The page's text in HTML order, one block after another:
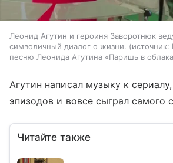
Леонид Агутин и героиня Заворотнюк
символичный диалог о жизни.
источник:
песню Леонида Агутина «Паришь в
Агутин написал музыку к
эпизодов и вовсе сыграл самого
Читайте также